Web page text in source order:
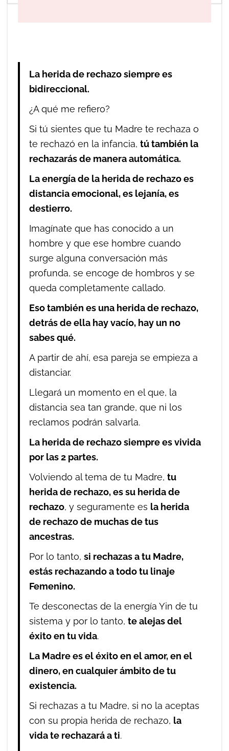
La herida de rechazo siempre es
bidireccional.
¿A qué me refiero?
Si tú sientes que tu Madre te rechaza o
te rechazó en la infancia, tú también la
rechazarás de manera automática.
La energía de la herida de rechazo es
distancia emocional, es lejanía, es
destierro.
Imagínate que has conocido a un
hombre y que ese hombre cuando
surge alguna conversación más
profunda, se encoge de hombros y se
queda completamente callado.
Eso también es una herida de rechazo,
detrás de ella hay vacío, hay un no
sabes qué.
A partir de ahí, esa pareja se empieza a
distanciar.
Llegará un momento en el que, la
distancia sea tan grande, que ni los
reclamos podrán salvarla.
La herida de rechazo siempre es vivida
por las 2 partes.
Volviendo al tema de tu Madre, tu
herida de rechazo, es su herida de
rechazo, y seguramente es la herida
de rechazo de muchas de tus
ancestras.
Por lo tanto, si rechazas a tu Madre,
estás rechazando a todo tu linaje
Femenino.
Te desconectas de la energía Yin de tu
sistema y por lo tanto, te alejas del
éxito en tu vida.
La Madre es el éxito en el amor, en el
dinero, en cualquier ámbito de tu
existencia.
Si rechazas a tu Madre, si no la aceptas
con su propia herida de rechazo, la
vida te rechazará a ti.